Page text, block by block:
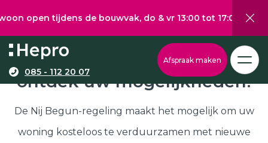
tijdens de bouwvak, do & vr 13:00 tot 17:00, za 10:00
085 - 112 20 07
Afspraak maken
Nij Begun subsidie in 9866,
ontdek uw mogelijkheden!
De Nij Begun-regeling maakt het mogelijk om uw
woning kosteloos te verduurzamen met nieuwe
Wat wilt u graag verduurzamen?
Via onze configurator berekent u eenvoudig een
richtprijs voor uw kunststof kozijnen, -deuren, of
schuifpuien.
Kunststof kozijnen
Kunststof deuren
Kunststof schuifpuien